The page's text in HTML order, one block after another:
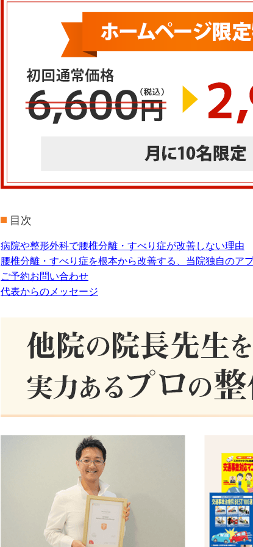
目次
病院や整形外科で腰椎分離・すべり症が改善しない理由
腰椎分離・すべり症を根本から改善する、当院独自のア
ご予約お問い合わせ
代表からのメッセージ